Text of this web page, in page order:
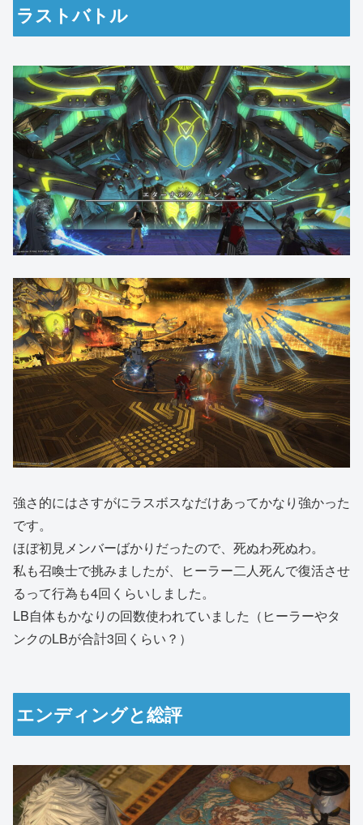
ラストバトル
強さ的にはさすがにラスボスなだけあってかなり強かった
です。
ほぼ初見メンバーばかりだったので、死ぬわ死ぬわ。
私も召喚士で挑みましたが、ヒーラー二人死んで復活させ
るって行為も4回くらいしました。
LB自体もかなりの回数使われていました（ヒーラーやタ
ンクのLBが合計3回くらい？）
エンディングと総評